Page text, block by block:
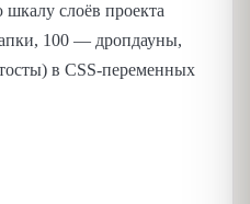
слоёв проекта
100 — дропдауны,
в CSS-переменных